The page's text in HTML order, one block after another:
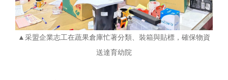
▲采盟企業志工在蔬果倉庫忙著分類、裝箱與貼標，確保物資
送達育幼院